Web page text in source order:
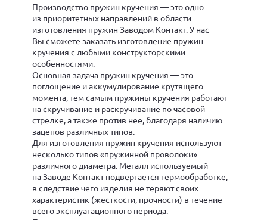
Производство пружин кручения — это одно
из приоритетных направлений в области
изготовления пружин Заводом Контакт. У нас
Вы сможете заказать изготовление пружин
кручения с любыми конструкторскими
особенностями.
Основная задача пружин кручения — это
поглощение и аккумулирование крутящего
момента, тем самым пружины кручения работают
на скручивание и раскручивание по часовой
стрелке, а также против нее, благодаря наличию
зацепов различных типов.
Для изготовления пружин кручения используют
несколько типов «пружинной проволоки»
различного диаметра. Металл используемый
на Заводе Контакт подвергается термообработке,
в следствие чего изделия не теряют своих
характеристик (жесткости, прочности) в течение
всего эксплуатационного периода.